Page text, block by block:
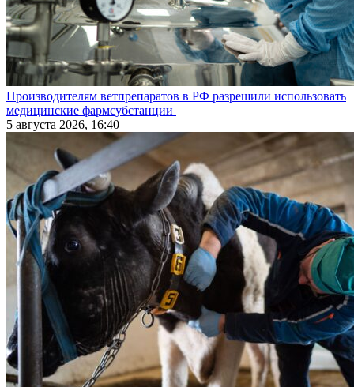
Производителям ветпрепаратов в РФ разрешили использовать
медицинские фармсубстанции
5 августа 2026, 16:40